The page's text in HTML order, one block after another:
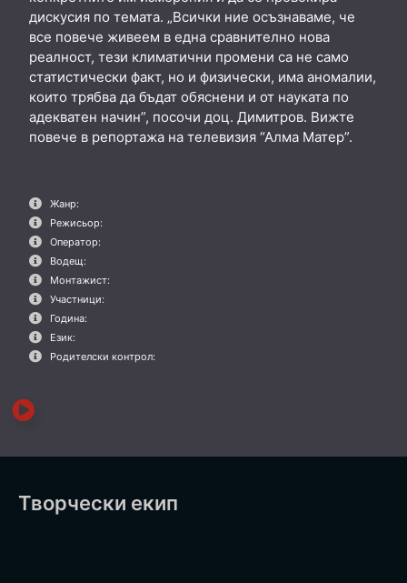
дискусия по темата. „Всички ние осъзнаваме, че
все повече живеем в една сравнително нова
реалност, тези климатични промени са не само
статистически факт, но и физически, има аномалии,
които трябва да бъдат обяснени и от науката по
адекватен начин”, посочи доц. Димитров. Вижте
повече в репортажа на телевизия “Алма Матер”.
Жанр:
Режисьор:
Оператор:
Водещ:
Монтажист:
Участници:
Година:
Език:
Родителски контрол:
Творчески екип